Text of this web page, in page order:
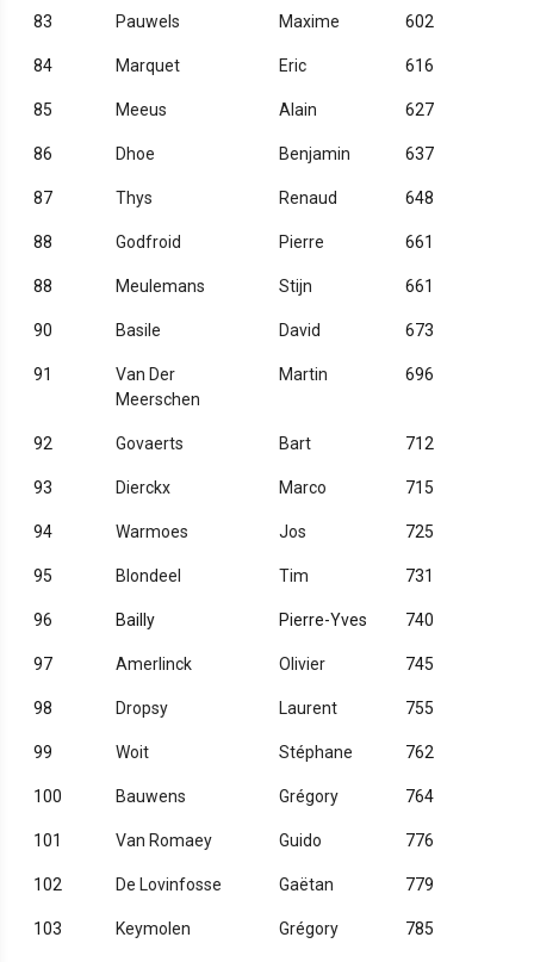
83 Pauwels Maxime 602
84 Marquet Eric 616
85 Meeus Alain 627
86 Dhoe Benjamin 637
87 Thys Renaud 648
88 Godfroid Pierre 661
88 Meulemans Stijn 661
90 Basile David 673
91
Van Der
Meerschen
Martin 696
92 Govaerts Bart 712
93 Dierckx Marco 715
94 Warmoes Jos 725
95 Blondeel Tim 731
96 Bailly Pierre-Yves 740
97 Amerlinck Olivier 745
98 Dropsy Laurent 755
99 Woit Stéphane 762
100 Bauwens Grégory 764
101 Van Romaey Guido 776
102 De Lovinfosse Gaëtan 779
103 Keymolen Grégory 785